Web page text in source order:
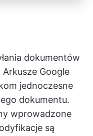
dokumentów
Google
jednoczesne
dokumentu.
wprowadzone
są